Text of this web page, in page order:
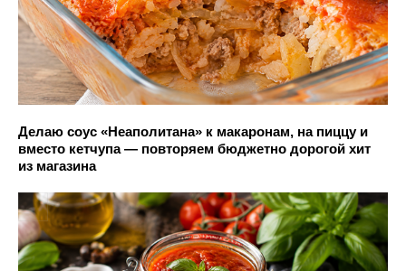
Делаю соус «Неаполитана» к макаронам, на пиццу и
вместо кетчупа — повторяем бюджетно дорогой хит
из магазина